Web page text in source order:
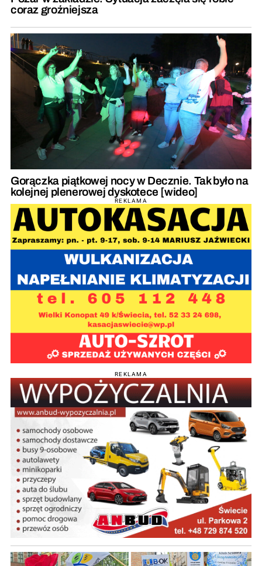
coraz groźniejsza
Gorączka piątkowej nocy w Decznie. Tak było na
kolejnej plenerowej dyskotece [wideo]
REKLAMA
REKLAMA